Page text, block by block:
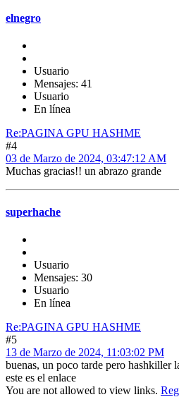
elnegro
Usuario
Mensajes: 41
Usuario
En línea
Re:PAGINA GPU HASHME
#4
03 de Marzo de 2024, 03:47:12 AM
Muchas gracias!! un abrazo grande
superhache
Usuario
Mensajes: 30
Usuario
En línea
Re:PAGINA GPU HASHME
#5
13 de Marzo de 2024, 11:03:02 PM
buenas, un poco tarde pero hashkiller
este es el enlace
You are not allowed to view links.